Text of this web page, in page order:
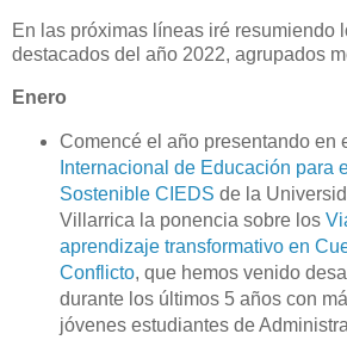
En las próximas líneas iré resumiendo
destacados del año 2022, agrupados
Enero
Comencé el año presentando en
Internacional de Educación para
Sostenible CIEDS de la
Villarrica la ponencia sobre los
aprendizaje transformativo en
Conflicto, que hemos venido
durante los últimos 5 años con
jóvenes estudiantes de